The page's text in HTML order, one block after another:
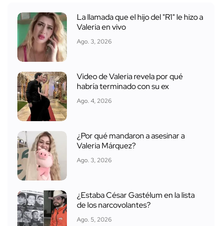
La llamada que el hijo del "R1" le hizo a
Valeria en vivo
Ago. 3, 2026
Video de Valeria revela por qué
habría terminado con su ex
Ago. 4, 2026
¿Por qué mandaron a asesinar a
Valeria Márquez?
Ago. 3, 2026
¿Estaba César Gastélum en la lista
de los narcovolantes?
Ago. 5, 2026